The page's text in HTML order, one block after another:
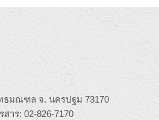
ธมณฑล จ. นครปฐม 73170
าร: 02-826-7170